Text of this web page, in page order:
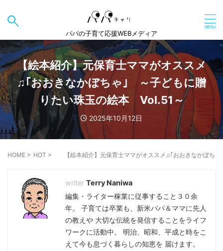
パパの子育て応援WEBメディア
【絵本紹介】元保育士ママがオススメ
♫｢おおきなかぼちゃ｣ ～子どもに贈
りたい珠玉の絵本 Vol.51～
2025年10月12日
HOME > HOT > 【絵本紹介】元保育士ママがオススメ♫｢おおきなかぼ
Terry Naniwa
編集・ライター稼業に従事すること３０余
年。 子育ては卒業も、新米パパ＆ママに先人
の教えや 大切な伝統を発信することをライフ
ワークに活動中。 明治、昭和、平成と時をこ
えて今も息づく暮らしの知恵を 届けます。